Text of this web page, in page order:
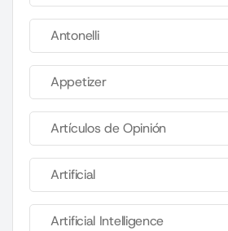
Antonelli
Appetizer
Artículos de Opinión
Artificial
Artificial Intelligence